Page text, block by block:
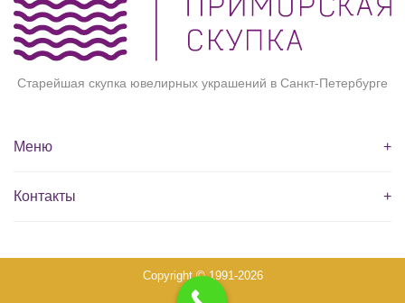
Старейшая скупка ювелирных украшений в Санкт-Петербурге
Меню +
Контакты +
Copyright © 1991-2026